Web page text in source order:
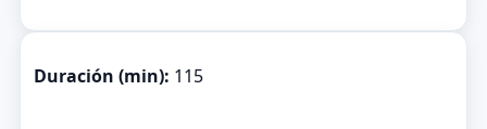
Duración (min): 115